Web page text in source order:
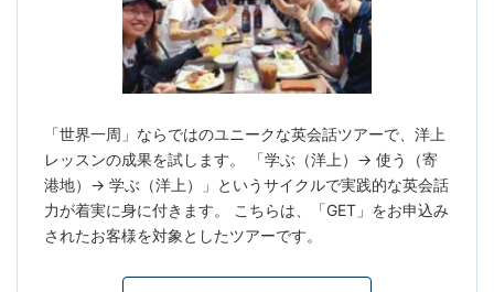
「世界一周」ならではのユニークな英会話ツアーで、洋上
レッスンの成果を試します。 「学ぶ（洋上）→ 使う（寄
港地）→ 学ぶ（洋上）」というサイクルで実践的な英会話
力が着実に身に付きます。 こちらは、「GET」をお申込み
されたお客様を対象としたツアーです。